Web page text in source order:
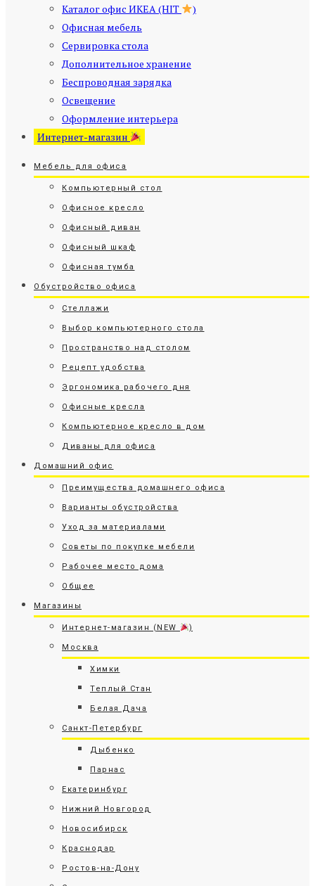
Каталог офис ИКЕА (HIT
)
Офисная мебель
Сервировка стола
Дополнительное хранение
Беспроводная зарядка
Освещение
Оформление интерьера
Интернет-магазин
Мебель для офиса
Компьютерный стол
Офисное кресло
Офисный диван
Офисный шкаф
Офисная тумба
Обустройство офиса
Стеллажи
Выбор компьютерного стола
Пространство над столом
Рецепт удобства
Эргономика рабочего дня
Офисные кресла
Компьютерное кресло в дом
Диваны для офиса
Домашний офис
Преимущества домашнего офиса
Варианты обустройства
Уход за материалами
Советы по покупке мебели
Рабочее место дома
Общее
Магазины
Интернет-магазин (NEW )
Москва
Химки
Теплый Стан
Белая Дача
Санкт-Петербург
Дыбенко
Парнас
Екатеринбург
Нижний Новгород
Новосибирск
Краснодар
Ростов-на-Дону